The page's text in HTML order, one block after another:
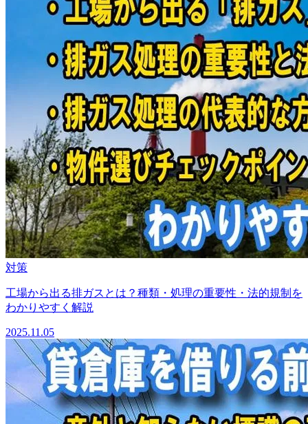
対策
工場から出る排ガスとは？種類・処理の重要性・法的規制を
わかりやすく解説
2025.11.05